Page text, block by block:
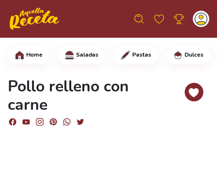
Home Saladas Pastas Dulces
Pollo relleno con
carne
Comience cortando la pechuga de